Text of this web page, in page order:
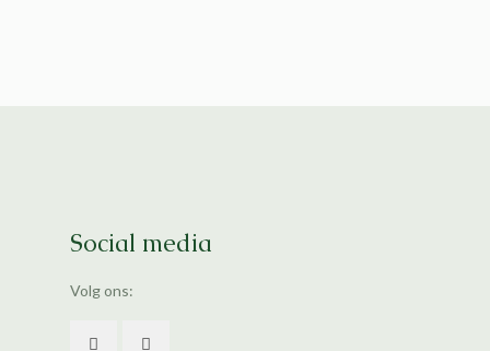
Social media
Volg ons: